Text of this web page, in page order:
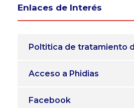
Enlaces de Interés
Poltitica de tratamiento
Acceso a Phidias
Facebook